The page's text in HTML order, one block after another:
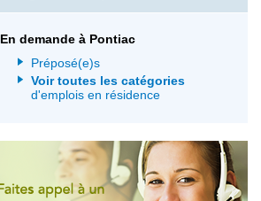
En demande à Pontiac
Préposé(e)s
Voir toutes les catégories
d'emplois en résidence